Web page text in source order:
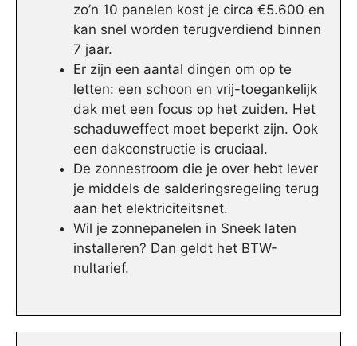
zo’n 10 panelen kost je circa €5.600 en
kan snel worden terugverdiend binnen
7 jaar.
Er zijn een aantal dingen om op te
letten: een schoon en vrij-toegankelijk
dak met een focus op het zuiden. Het
schaduweffect moet beperkt zijn. Ook
een dakconstructie is cruciaal.
De zonnestroom die je over hebt lever
je middels de salderingsregeling terug
aan het elektriciteitsnet.
Wil je zonnepanelen in Sneek laten
installeren? Dan geldt het BTW-
nultarief.